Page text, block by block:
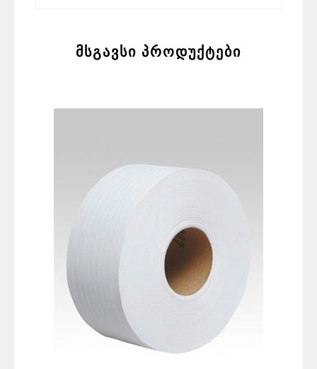
მსგავსი პროდუქტები